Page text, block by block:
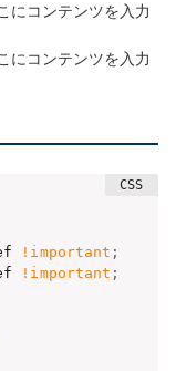
にコンテンツを入力
にコンテンツを入力
!important ;
!important ;